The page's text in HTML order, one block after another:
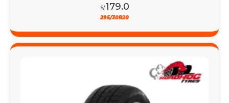
S/179.0
295/30R20